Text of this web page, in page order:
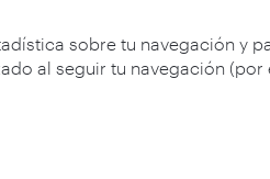
sobre tu navegación y
al seguir tu navegación